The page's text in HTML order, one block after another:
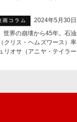
画コラム
2024年5月30日
界の崩壊から45年。石油
クリス・ヘムズワース）率
リオサ（アニヤ・テイラー